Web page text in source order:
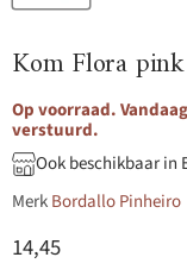
Kom Flora
Op voorraad.
verstuurd.
Ook beschikbaar in
MerkBordallo Pinheiro
Huidige prijs
14,45